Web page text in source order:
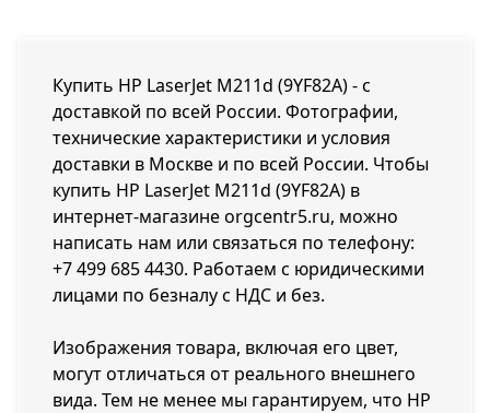
Купить HP LaserJet M211d (9YF82A) - с
доставкой по всей России. Фотографии,
технические характеристики и условия
доставки в Москве и по всей России. Чтобы
купить HP LaserJet M211d (9YF82A) в
интернет-магазине orgcentr5.ru, можно
написать нам или связаться по телефону:
+7 499 685 4430. Работаем с юридическими
лицами по безналу с НДС и без.
Изображения товара, включая его цвет,
могут отличаться от реального внешнего
вида. Тем не менее мы гарантируем, что HP